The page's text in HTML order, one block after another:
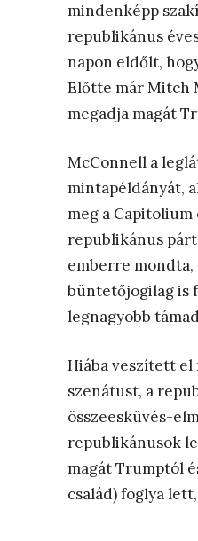
mindenképp
republikánus
napon eldőlt,
Előtte már Mitch
megadja magát
McConnell a
mintapéldányát,
meg a
republikánus
emberre
büntetőjogilag is
legnagyobb
Hiába veszített el
szenátust, a
összeesküvés-
republikánusok
magát Trumptól
család) foglya